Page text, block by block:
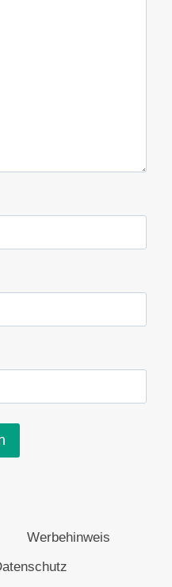
Werbehinweis